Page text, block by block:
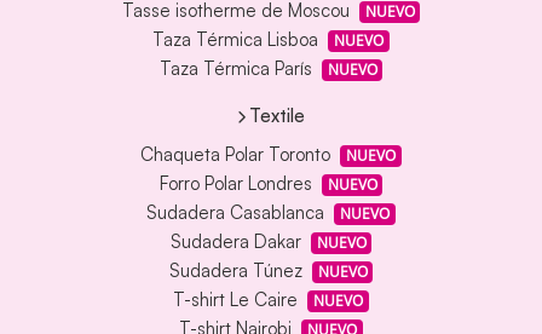
Tasse isotherme de Moscou NUEVO
Taza Térmica Lisboa NUEVO
Taza Térmica París NUEVO
Textile
Chaqueta Polar Toronto
NUEVO
Forro Polar Londres NUEVO
Sudadera Casablanca NUEVO
Sudadera Dakar NUEVO
Sudadera Túnez NUEVO
T-shirt Le Caire NUEVO
T-shirt Nairobi NUEVO